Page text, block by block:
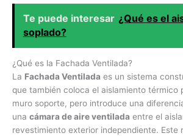
Te puede interesar ¿Qué es el
soplado?
¿Qué es la Fachada Ventilada?
La Fachada Ventilada es un sistema
que también coloca el aislamiento térmico
muro soporte, pero introduce una
una cámara de aire ventilada entre el
revestimiento exterior independiente. Este